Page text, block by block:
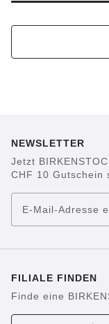
NEWSLETTER
Jetzt
CHF 10 Gutschein
E-Mail-Adresse
FILIALE FINDEN
Finde eine